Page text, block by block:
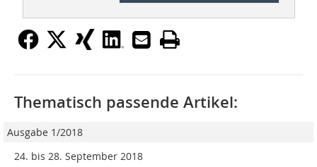
Thematisch passende Artikel:
Ausgabe 1/2018
24. bis 28. September 2018